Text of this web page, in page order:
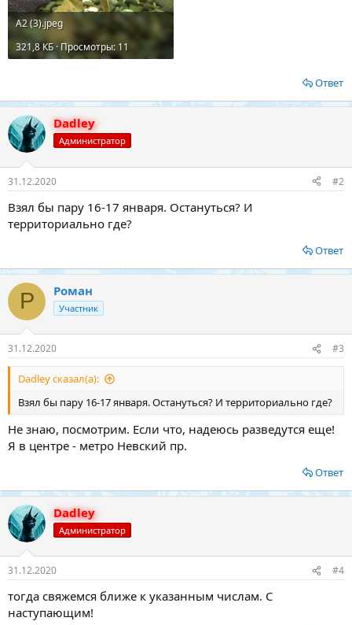
А2 (3).jpeg
321,8 КБ · Просмотры: 11
Ответ
Dadley
Администратор
31.12.2020 #2
Взял бы пару 16-17 января. Остануться? И
территориально где?
Ответ
Р Роман
Участник
31.12.2020 #3
Dadley сказал(а):
Взял бы пару 16-17 января. Остануться? И территориально где?
Не знаю, посмотрим. Если что, надеюсь разведутся еще!
Я в центре - метро Невский пр.
Ответ
Dadley
Администратор
31.12.2020 #4
тогда свяжемся ближе к указанным числам. С
наступающим!